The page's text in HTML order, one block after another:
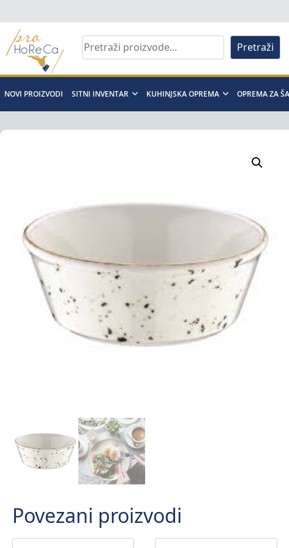
to
content
Pro
Horeca
d.o.o
Pretraži
NOVI PROIZVODI SITNI INVENTAR KUHINJSKA OPREMA OPREMA ZA
Povezani proizvodi